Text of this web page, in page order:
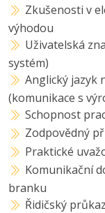
Zkušenosti v
výhodou
Uživatelská
systém)
Anglický jazyk
(komunikace s
Schopnost
Zodpovědný
Praktické
Komunikační
branku
Řidičský